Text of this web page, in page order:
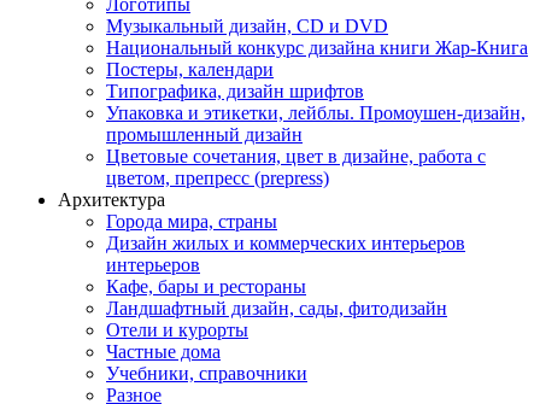
Музыкальный дизайн, СD и DVD
Национальный конкурс дизайна книги Жар-Книга
Постеры, календари
Типографика, дизайн шрифтов
Упаковка и этикетки, лейблы. Промоушен-дизайн,
промышленный дизайн
Цветовые сочетания, цвет в дизайне, работа с
цветом, препресс (prepress)
Архитектура
Города мира, страны
Дизайн жилых и коммерческих интерьеров
интерьеров
Кафе, бары и рестораны
Ландшафтный дизайн, сады, фитодизайн
Отели и курорты
Частные дома
Учебники, справочники
Разное